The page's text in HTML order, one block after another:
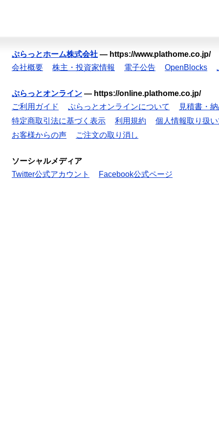
ぷらっとホーム株式会社 — https://www.plathome.co.jp/
会社概要
株主・投資家情報 電子公告 OpenBlocks
ぷらっとオンライン — https://online.plathome.co.jp/
ご利用ガイド
ぷらっとオンラインについて 見積書・
特定商取引法に基づく表示
利用規約 個人情報取り扱
お客様からの声
ご注文の取り消し
ソーシャルメディア
Twitter公式アカウント
Facebook公式ページ